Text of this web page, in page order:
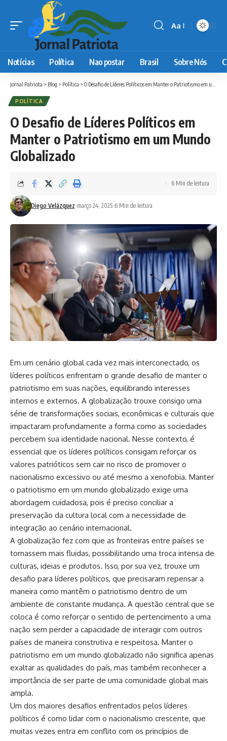
Font
Aa
Notícias Política Nao postar Brasil Sobre Nós
Jornal Patriota > Blog > Política > O Desafio de Líderes Políticos em Manter o Patriotismo em um Mundo Globalizado
POLÍTICA
O Desafio de Líderes Políticos em
Manter o Patriotismo em um Mundo
Globalizado
Diego Velázquez março 24, 2025 6 Min de leitura
6 Min de leitura
Em um cenário global cada vez mais interconectado, os
líderes políticos enfrentam o grande desafio de manter o
patriotismo em suas nações, equilibrando interesses
internos e externos. A globalização trouxe consigo uma
série de transformações sociais, econômicas e culturais que
impactaram profundamente a forma como as sociedades
percebem sua identidade nacional. Nesse contexto, é
essencial que os líderes políticos consigam reforçar os
valores patrióticos sem cair no risco de promover o
nacionalismo excessivo ou até mesmo a xenofobia. Manter
o patriotismo em um mundo globalizado exige uma
abordagem cuidadosa, pois é preciso conciliar a
preservação da cultura local com a necessidade de
integração ao cenário internacional.
A globalização fez com que as fronteiras entre países se
tornassem mais fluidas, possibilitando uma troca intensa de
culturas, ideias e produtos. Isso, por sua vez, trouxe um
desafio para líderes políticos, que precisaram repensar a
maneira como mantêm o patriotismo dentro de um
ambiente de constante mudança. A questão central que se
coloca é como reforçar o sentido de pertencimento a uma
nação sem perder a capacidade de interagir com outros
países de maneira construtiva e respeitosa. Manter o
patriotismo em um mundo globalizado não significa apenas
exaltar as qualidades do país, mas também reconhecer a
importância de ser parte de uma comunidade global mais
ampla.
Um dos maiores desafios enfrentados pelos líderes
políticos é como lidar com o nacionalismo crescente, que
muitas vezes entra em conflito com os princípios de